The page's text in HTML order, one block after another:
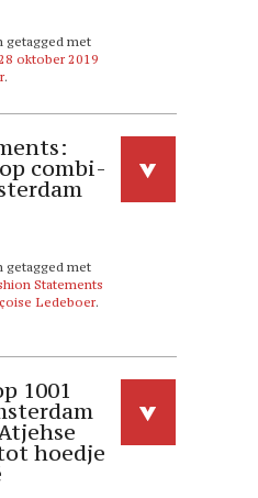
getagged met
oktober 2019
.
combi-
getagged met
Statements
Ledeboer.
1001
hoedje